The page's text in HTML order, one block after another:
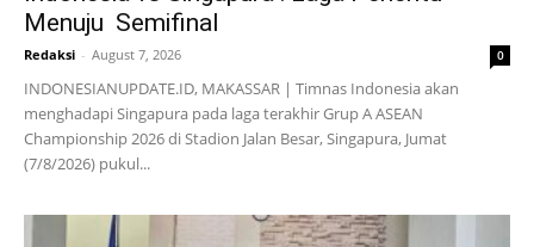
Menuju Semifinal
Redaksi - August 7, 2026 0
INDONESIANUPDATE.ID, MAKASSAR | Timnas Indonesia akan
menghadapi Singapura pada laga terakhir Grup A ASEAN
Championship 2026 di Stadion Jalan Besar, Singapura, Jumat
(7/8/2026) pukul...